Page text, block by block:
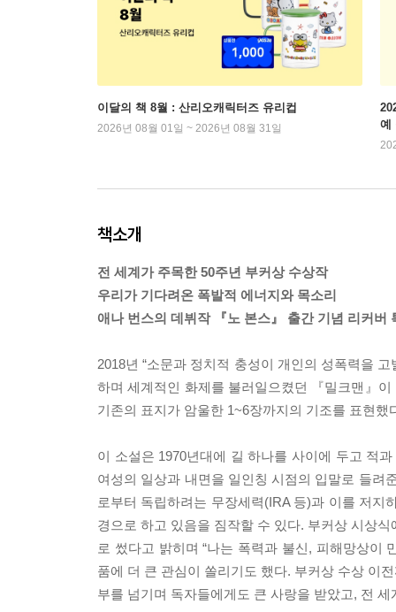
이달의 책 8월 : 산리오캐릭터즈 유리컵
2026년 08월 01일 ~ 2026년 08월 31일
예
책소개
전 세계가 주목한 50주년 부커상 수상작
우리가 기다려온 폭발적 에너지와 목소리
애나 번스의 데뷔작 『노 본스』 출간 기념 리커버
2018년 “소문과 정치적 충성이 개인의 성폭력을
하며 세계적인 화제를 불러일으켰던 『밀크맨』
기존의 표지가 암울한 1~6장까지의 기조를 표현했
이 소설은 1970년대에 길 하나를 사이에 두고 적
여성의 일상과 내면을 일인칭 시점의 입말로 들려
로부터 독립하려는 무장세력(IRA 등)과 이를 저
경으로 하고 있음을 짐작할 수 있다. 부커상 시상
로 썼다고 밝히며 “나는 폭력과 불신, 피해망상이
품에 더 큰 관심이 쏠리기도 했다. 부커상 수상 이
부를 넘기며 독자들에게도 큰 사랑을 받았고, 전